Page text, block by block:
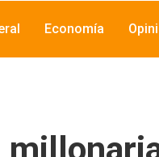
Economía